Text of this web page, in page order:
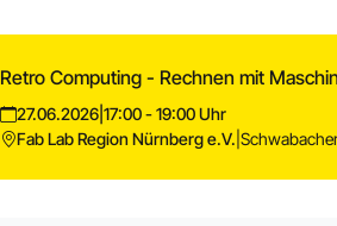
Retro Computing - Rechnen mit
27.06.2026 |17:00 - 19:00 Uhr
Fab Lab Region Nürnberg e.V. |